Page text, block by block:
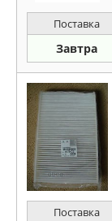
Поставка
Завтра
Поставка